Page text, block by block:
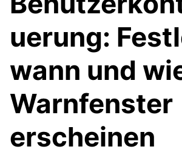
uerung:
wann und
Warnfenster
erscheinen